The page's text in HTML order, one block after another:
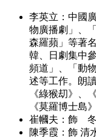
李英立：中國
物廣播劇」、
森羅蘋」等著
韓、日劇集中
頻道」、「動
述等工作。朗
《綠猴刧》、
《莫羅博士島
崔幗夫：飾
陳季霞：飾 清